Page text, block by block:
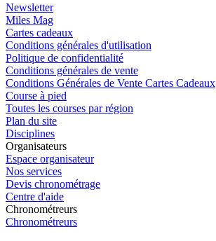
Newsletter
Miles Mag
Cartes cadeaux
Conditions générales d'utilisation
Politique de confidentialité
Conditions générales de vente
Conditions Générales de Vente Cartes Cadeaux
Course à pied
Toutes les courses par région
Plan du site
Disciplines
Organisateurs
Espace organisateur
Nos services
Devis chronométrage
Centre d'aide
Chronométreurs
Chronométreurs